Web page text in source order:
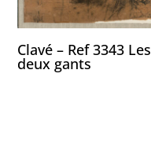
Clavé – Ref 3343 Les
deux gants